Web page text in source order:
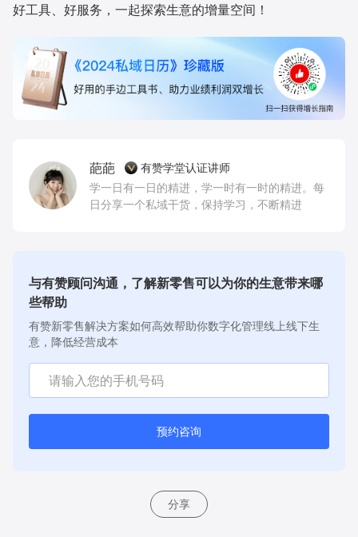
好工具、好服务，一起探索生意的增量空间！
葩葩
有赞学堂认证讲师
学一日有一日的精进，学一时有一时的精进。每
日分享一个私域干货，保持学习，不断精进
与有赞顾问沟通，了解新零售可以为你的生意带来哪
些帮助
有赞新零售解决方案如何高效帮助你数字化管理线上线下生
意，降低经营成本
预约咨询
分享